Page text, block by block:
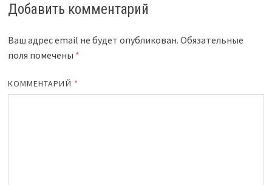
Добавить комментарий
Ваш адрес email не будет опубликован. Обязательные
поля помечены *
КОММЕНТАРИЙ *